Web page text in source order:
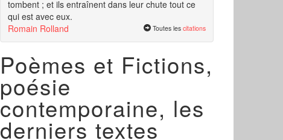
tombent ; et ils entraînent dans leur chute tout ce
qui est avec eux.
Romain Rolland
Toutes les citations
Poèmes et Fictions,
poésie
contemporaine, les
derniers textes